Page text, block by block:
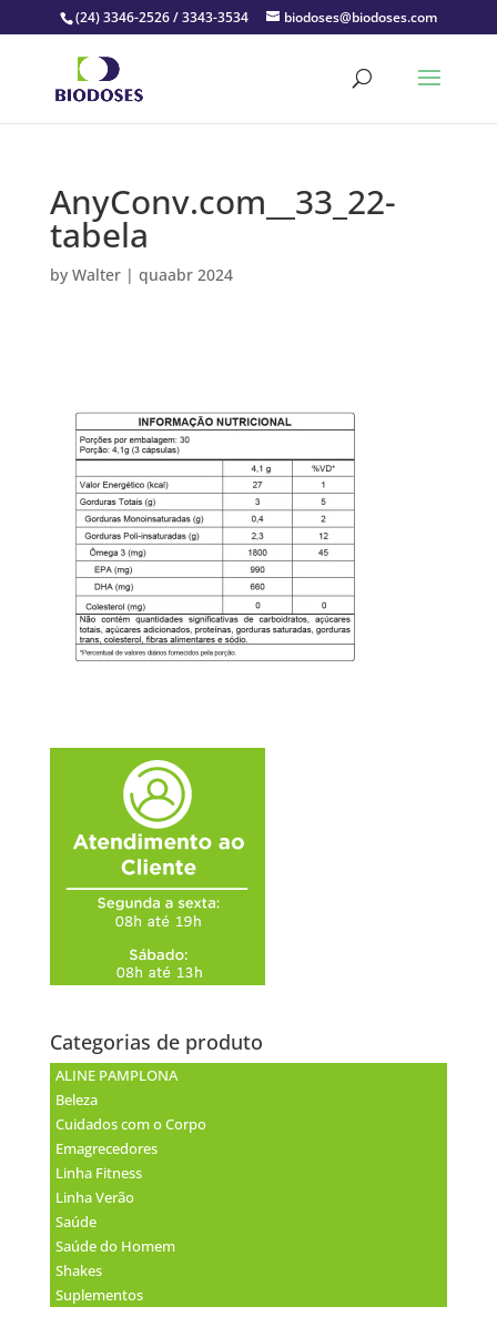
(24) 3346-2526 / 3343-3534 biodoses@biodoses.com
AnyConv.com__33_22-
tabela
by Walter| quaabr 2024
Categorias de produto
ALINE PAMPLONA
Beleza
Cuidados com o Corpo
Emagrecedores
Linha Fitness
Linha Verão
Saúde
Saúde do Homem
Shakes
Suplementos